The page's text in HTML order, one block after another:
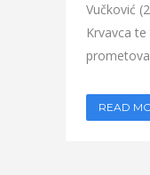
Vučković
Krvavca
READ